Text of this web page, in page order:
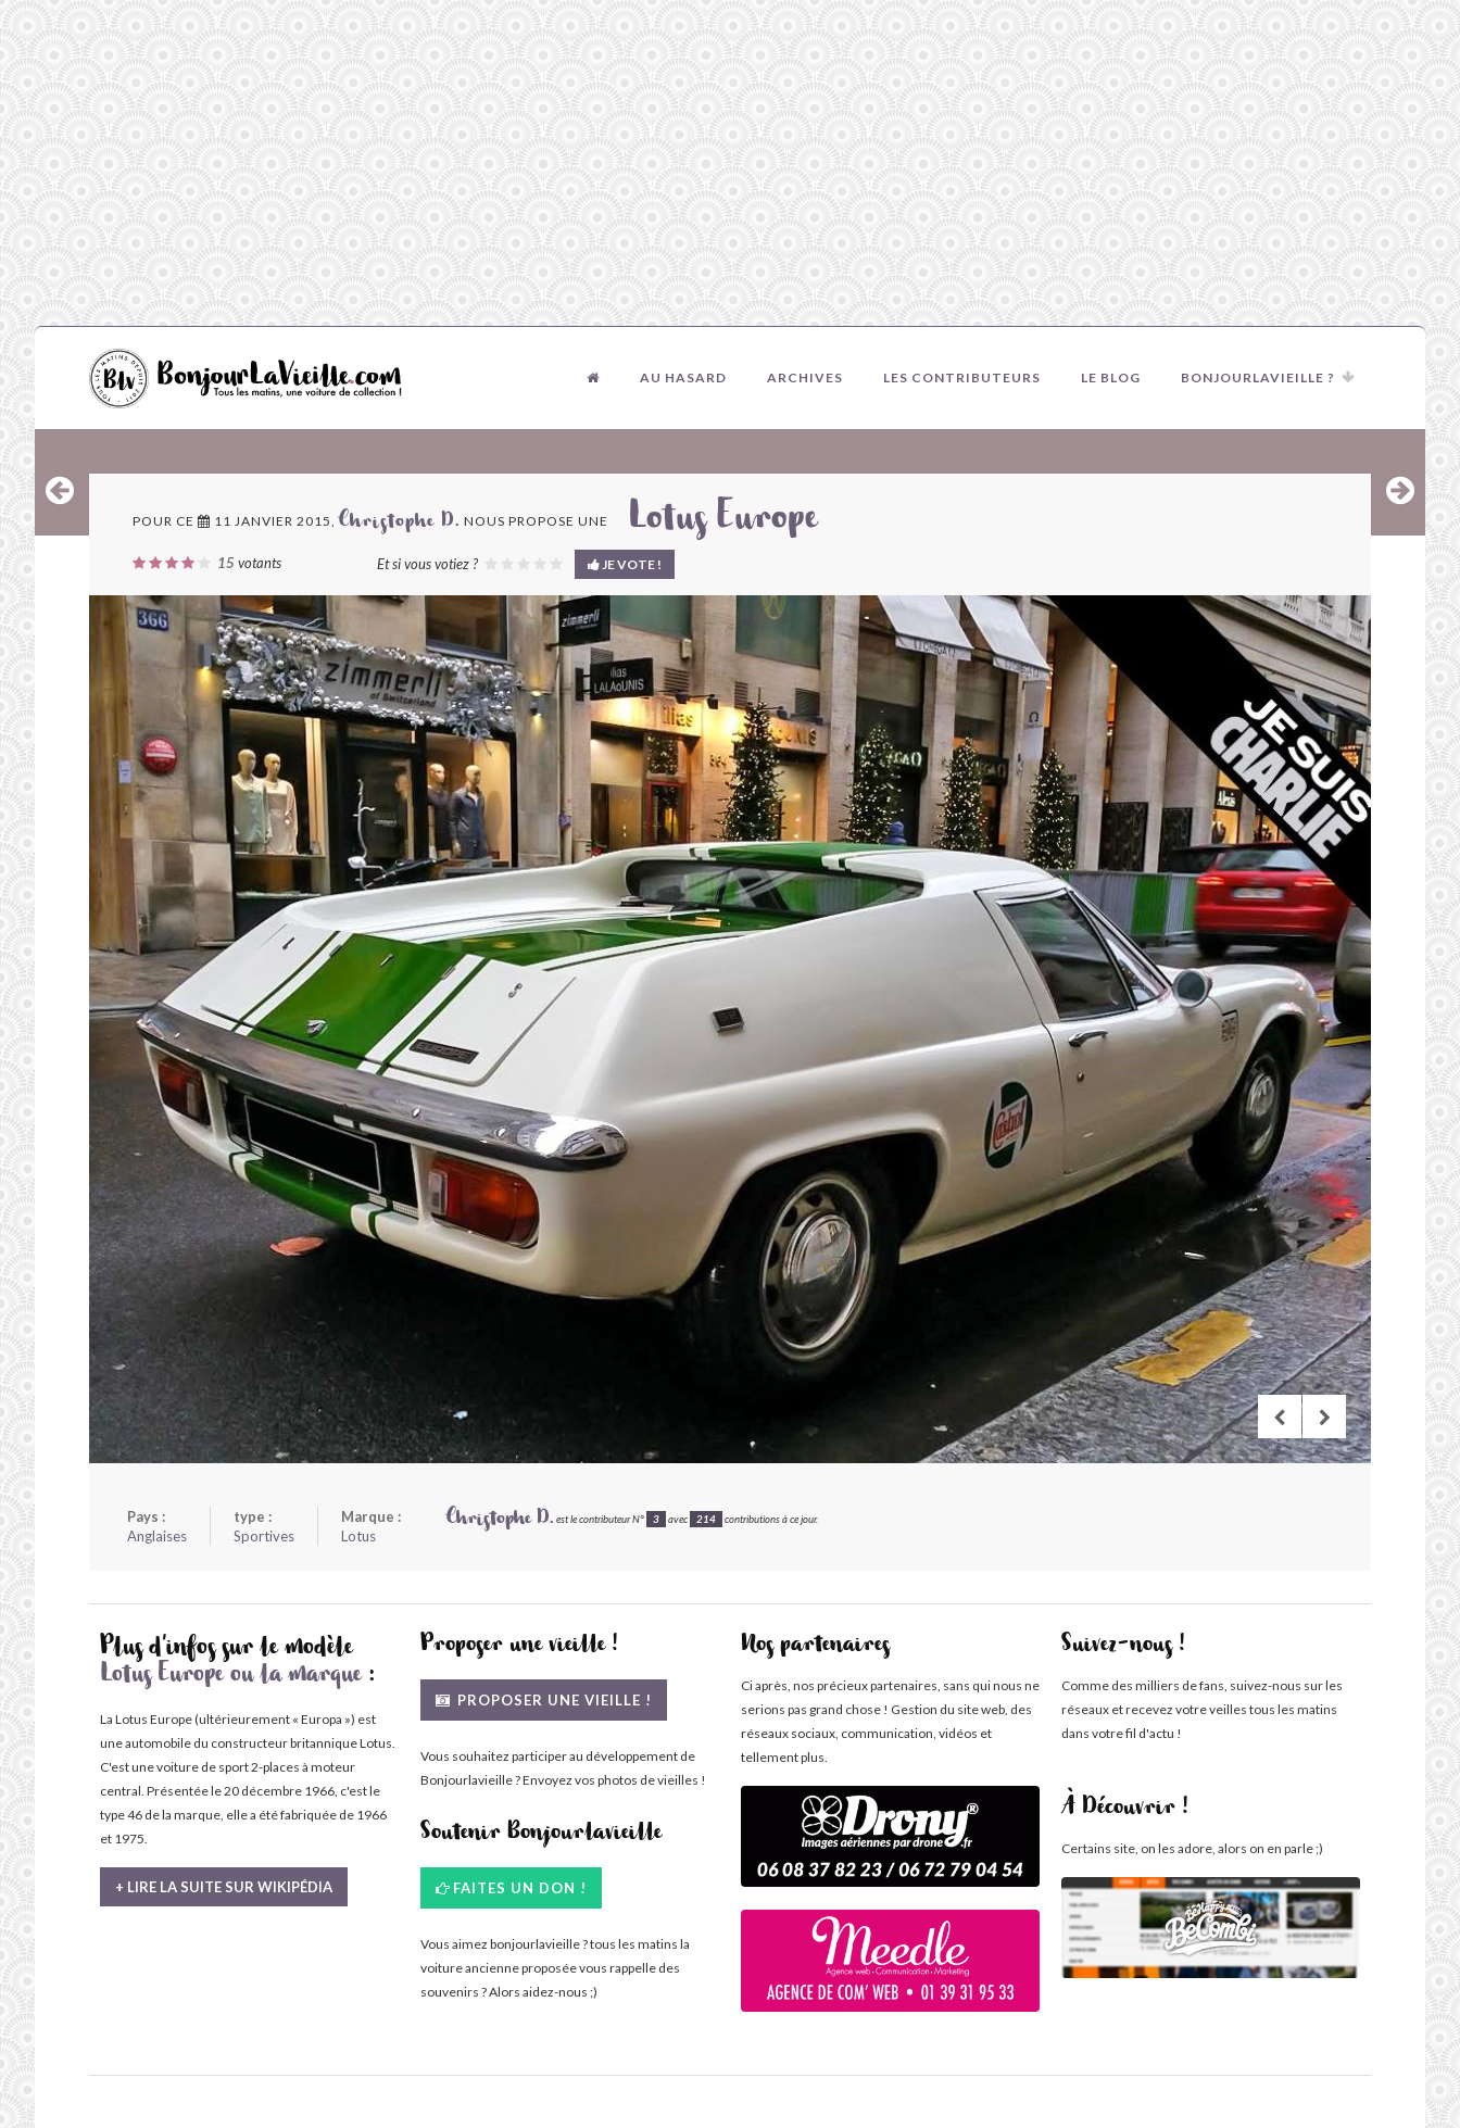
AU HASARD ARCHIVES LES CONTRIBUTEURS LE BLOG BONJOURLAVIEILLE ?
POUR CE 11 JANVIER 2015,Christophe D. NOUS PROPOSE UNE Lotus Europe
15 votants Et si vous votiez ? JE VOTE !
Pays :
Anglaises
type :
Sportives
Marque :
Lotus
Christophe D. est le contributeur N° 3 avec 214 contributions à ce jour.
Plus d'infos sur le modèle
Lotus Europe ou la marque:
La Lotus Europe (ultérieurement « Europa ») est
une automobile du constructeur britannique Lotus.
C'est une voiture de sport 2-places à moteur
central. Présentée le 20 décembre 1966, c'est le
type 46 de la marque, elle a été fabriquée de 1966
et 1975.
+ LIRE LA SUITE SUR WIKIPÉDIA
Proposer une vieille !
PROPOSER UNE VIEILLE !
Vous souhaitez participer au développement de
Bonjourlavieille ? Envoyez vos photos de vieilles !
Soutenir Bonjourlavieille
FAITES UN DON !
Vous aimez bonjourlavieille ? tous les matins la
voiture ancienne proposée vous rappelle des
souvenirs ? Alors aidez-nous ;)
Nos partenaires
Ci après, nos précieux partenaires, sans qui nous ne
serions pas grand chose ! Gestion du site web, des
réseaux sociaux, communication, vidéos et
tellement plus.
Suivez-nous !
Comme des milliers de fans, suivez-nous sur les
réseaux et recevez votre veilles tous les matins
dans votre fil d'actu !
À Découvrir !
Certains site, on les adore, alors on en parle ;)